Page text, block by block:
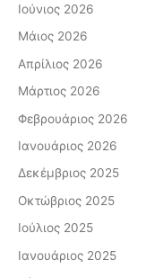
Ιούνιος 2026
Μάιος 2026
Απρίλιος 2026
Μάρτιος 2026
Φεβρουάριος 2026
Ιανουάριος 2026
Δεκέμβριος 2025
Οκτώβριος 2025
Ιούλιος 2025
Ιανουάριος 2025